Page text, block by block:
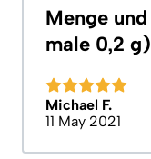
Menge
male 0,2
Michael F.
11 May 2021